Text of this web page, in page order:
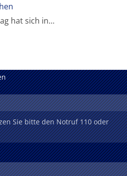
hat sich in…
Sie bitte den Notruf 110 oder